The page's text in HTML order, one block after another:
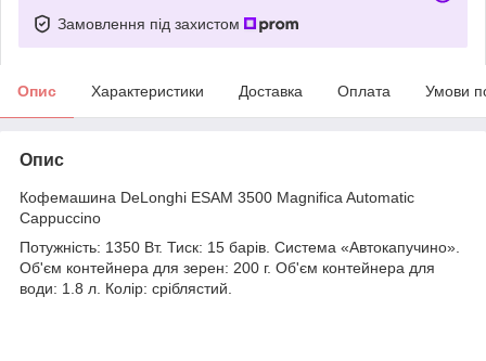
Замовлення під захистом
Опис Характеристики Доставка Оплата Умови
Опис
Кофемашина DeLonghi ESAM 3500 Magnifica Automatic
Cappuccino
Потужність: 1350 Вт. Тиск: 15 барів. Система «Автокапучино».
Об'єм контейнера для зерен: 200 г. Об'єм контейнера для
води: 1.8 л. Колір: сріблястий.